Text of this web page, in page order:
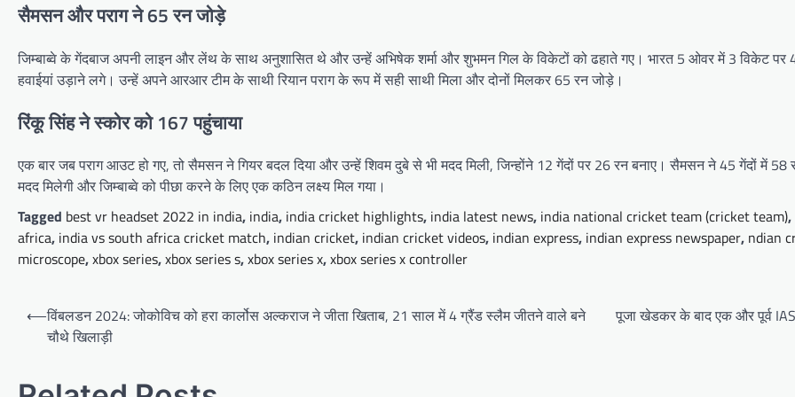
सैमसन और पराग ने 65 रन जोड़े
जिम्बाब्वे के गेंदबाज अपनी लाइन और लेंथ के साथ अनुशासित थे और उन्हें अभिषेक शर्मा और शुभमन गिल के विकेटों को ढहाते गए। भारत 5 ओवर में 3 विकेट
हवाईयां उड़ाने लगे। उन्हें अपने आरआर टीम के साथी रियान पराग के रूप में सही साथी मिला और दोनों मिलकर 65 रन जोड़े।
रिंकू सिंह ने स्कोर को 167 पहुंचाया
एक बार जब पराग आउट हो गए, तो सैमसन ने गियर बदल दिया और उन्हें शिवम दुबे से भी मदद मिली, जिन्होंने 12 गेंदों पर 26 रन बनाए। सैमसन ने 45 गेंदों
मदद मिलेगी और जिम्बाब्वे को पीछा करने के लिए एक कठिन लक्ष्य मिल गया।
Tagged best vr headset 2022 in india, india, india cricket highlights, india latest news, india national cricket team (cricket team),
africa, india vs south africa cricket match, indian cricket, indian cricket videos, indian express, indian express newspaper, ndian
microscope,xbox series,xbox series s,xbox series x,xbox series x controller
Post
navigation
⟵विंबलडन 2024: जोकोविच को हरा कार्लोस अल्कराज ने जीता खिताब, 21 साल में 4 ग्रैंड स्लैम जीतने वाले बने
चौथे खिलाड़ी
पूजा खेडकर के बाद एक और पूर्व